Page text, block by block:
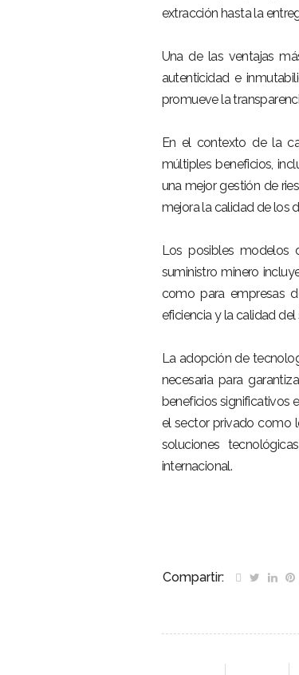
extracción hasta la
Una de las ventajas
autenticidad e
promueve la
En el contexto de la
múltiples beneficios,
una mejor gestión de
mejora la calidad de los
Los posibles modelos
suministro minero
como para empresas
eficiencia y la calidad
La adopción de
necesaria para
beneficios significativos
el sector privado como
soluciones
internacional.
Compartir: